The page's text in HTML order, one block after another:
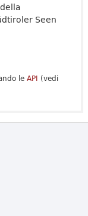
Seen
le API (vedi